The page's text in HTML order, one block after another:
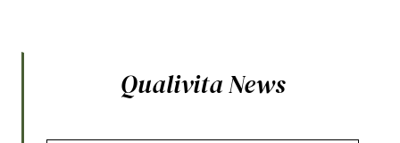
Qualivita News